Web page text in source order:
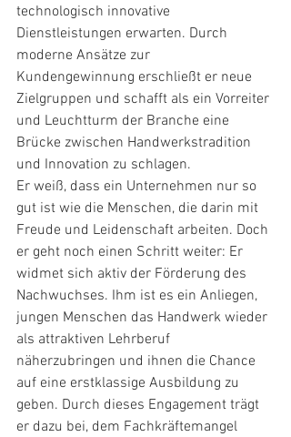
technologisch innovative
Dienstleistungen erwarten. Durch
moderne Ansätze zur
Kundengewinnung erschließt er neue
Zielgruppen und schafft als ein Vorreiter
und Leuchtturm der Branche eine
Brücke zwischen Handwerkstradition
und Innovation zu schlagen.
Er weiß, dass ein Unternehmen nur so
gut ist wie die Menschen, die darin mit
Freude und Leidenschaft arbeiten. Doch
er geht noch einen Schritt weiter: Er
widmet sich aktiv der Förderung des
Nachwuchses. Ihm ist es ein Anliegen,
jungen Menschen das Handwerk wieder
als attraktiven Lehrberuf
näherzubringen und ihnen die Chance
auf eine erstklassige Ausbildung zu
geben. Durch dieses Engagement trägt
er dazu bei, dem Fachkräftemangel